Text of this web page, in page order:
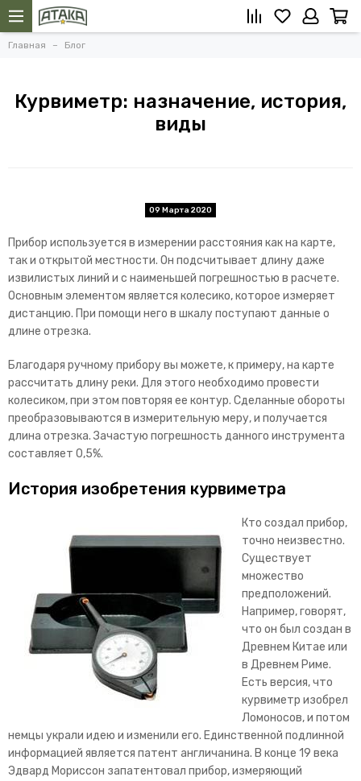
Главная Блог
Курвиметр: назначение, история,
виды
09 Марта 2020
Прибор используется в измерении расстояния как на карте,
так и открытой местности. Он подсчитывает длину даже
извилистых линий и с наименьшей погрешностью в расчете.
Основным элементом является колесико, которое измеряет
дистанцию. При помощи него в шкалу поступают данные о
длине отрезка.
Благодаря ручному прибору вы можете, к примеру, на карте
рассчитать длину реки. Для этого необходимо провести
колесиком, при этом повторяя ее контур. Сделанные обороты
преобразовываются в измерительную меру, и получается
длина отрезка. Зачастую погрешность данного инструмента
составляет 0,5%.
История изобретения курвиметра
Кто создал прибор,
точно неизвестно.
Существует
множество
предположений.
Например, говорят,
что он был создан в
Древнем Китае или
в Древнем Риме.
Есть версия, что
курвиметр изобрел
Ломоносов, и потом
немцы украли идею и изменили его. Единственной подлинной
информацией является патент англичанина. В конце 19 века
Эдвард Мориссон запатентовал прибор, измеряющий